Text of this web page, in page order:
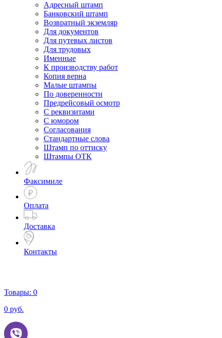
Адресный штамп
Банковский штамп
Возвратный экземляр
Для документов
Для путевых листов
Для трудовых
Именные
К производству работ
Копия верна
Малые штампы
По доверенности
Предрейсовый осмотр
С реквизитами
С юмором
Согласования
Стандартные слова
Штамп по оттиску
Штампы ОТК
Факсимиле
Оплата
Доставка
Контакты
Товары: 0
0 руб.